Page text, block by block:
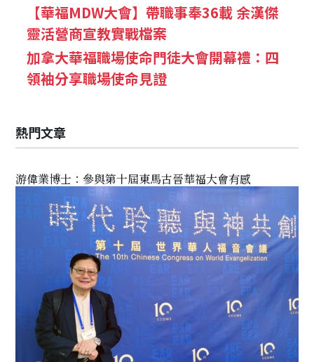
【華福MDW大會】帶職事奉36載 余漢傑
靈活營商宣教實戰檔案
加拿大華福職場使命門徒大會開幕禮：四
領袖分享職場使命見證
熱門文章
游偉業博士：參與第十屆東馬古晉華福大會有感